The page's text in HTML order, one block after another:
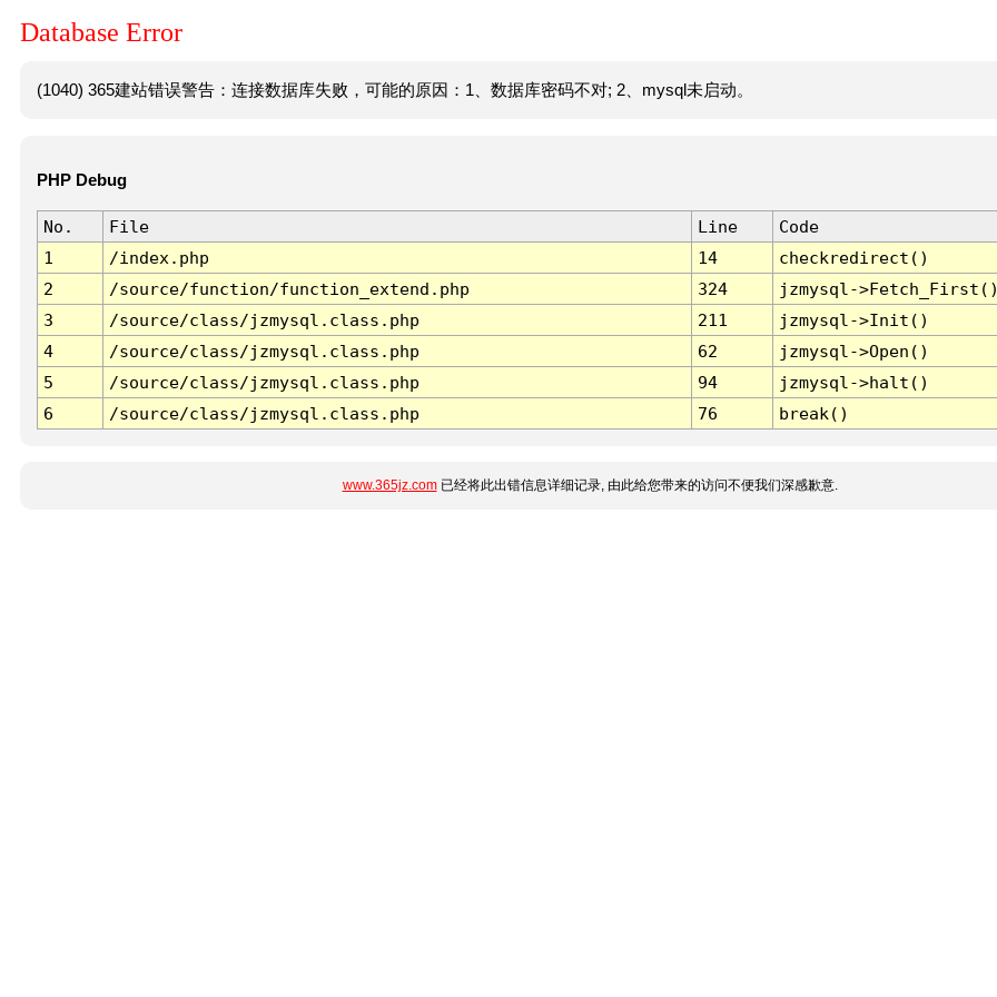
Database Error
(1040) 365建站错误警告：连接数据库失败，可能的原因：1、数据库密码不对; 2、mysql未启动。
PHP Debug
No. File Line
Code
1
/index.php 14
checkredirect()
2
/source/function/function_extend.php 324
jzmysql-
3
/source/class/jzmysql.class.php 211
jzmysql->Init()
4
/source/class/jzmysql.class.php 62
jzmysql->Open()
5
/source/class/jzmysql.class.php 94
jzmysql->halt()
6
/source/class/jzmysql.class.php 76 break()
www.365jz.com已经将此出错信息详细记录, 由此给您带来的访问不便我们深感歉意.